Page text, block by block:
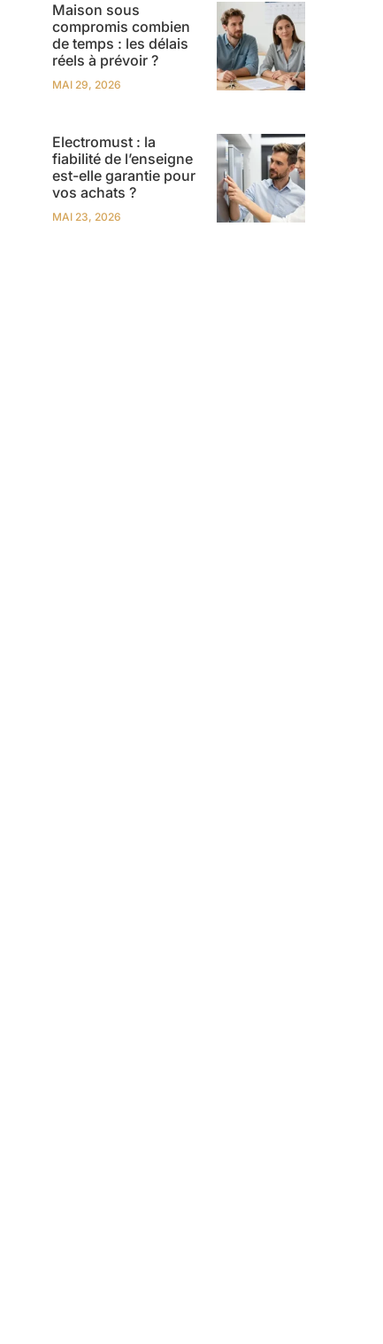
Maison sous
compromis combien
de temps : les délais
réels à prévoir ?
MAI 29, 2026
Electromust : la
fiabilité de l’enseigne
est-elle garantie pour
vos achats ?
MAI 23, 2026